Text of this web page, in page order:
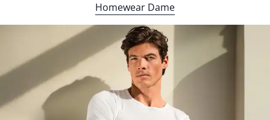
Homewear Dame